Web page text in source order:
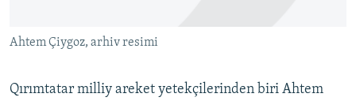
QOŞULIÑIZ!
Ahtem Çiygoz, arhiv resimi
Qırımtatar milliy areket yetekçilerinden biri Ahtem